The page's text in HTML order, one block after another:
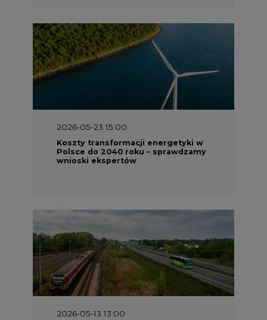
2026-05-23 15:00
Koszty transformacji energetyki w
Polsce do 2040 roku – sprawdzamy
wnioski ekspertów
2026-05-13 13:00